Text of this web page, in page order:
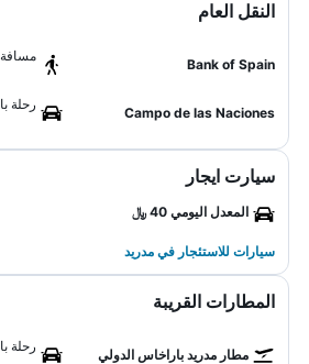
النقل العام
Bank of Spain
مسافة مشي
Campo de las Naciones
رحلة
سيارت ايجار
المعدل اليومي 40 ﷼
سيارات للاستئجار في مدريد
المطارات القريبة
مطار مدريد باراخاس الدولي
رحلة